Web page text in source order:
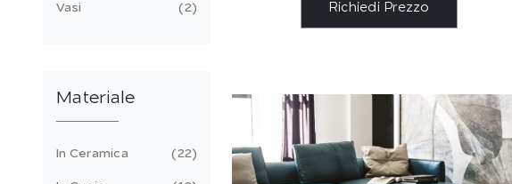
Richiedi Prezzo
Vasi 2
Materiale
In Ceramica 22